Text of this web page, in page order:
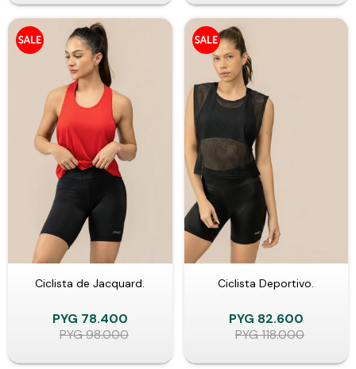
Ciclista de Jacquard.
PYG 78.400
PYG98.000
Ciclista Deportivo.
PYG 82.600
PYG118.000